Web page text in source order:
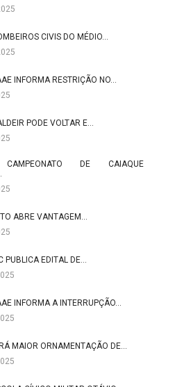
CIVIS DO MÉDIO…
INFORMA RESTRIÇÃO NO…
PODE VOLTAR E…
CAMPEONATO DE CAIAQUE
ABRE VANTAGEM…
PUBLICA EDITAL DE…
INFORMA A INTERRUPÇÃO…
MAIOR ORNAMENTAÇÃO DE…